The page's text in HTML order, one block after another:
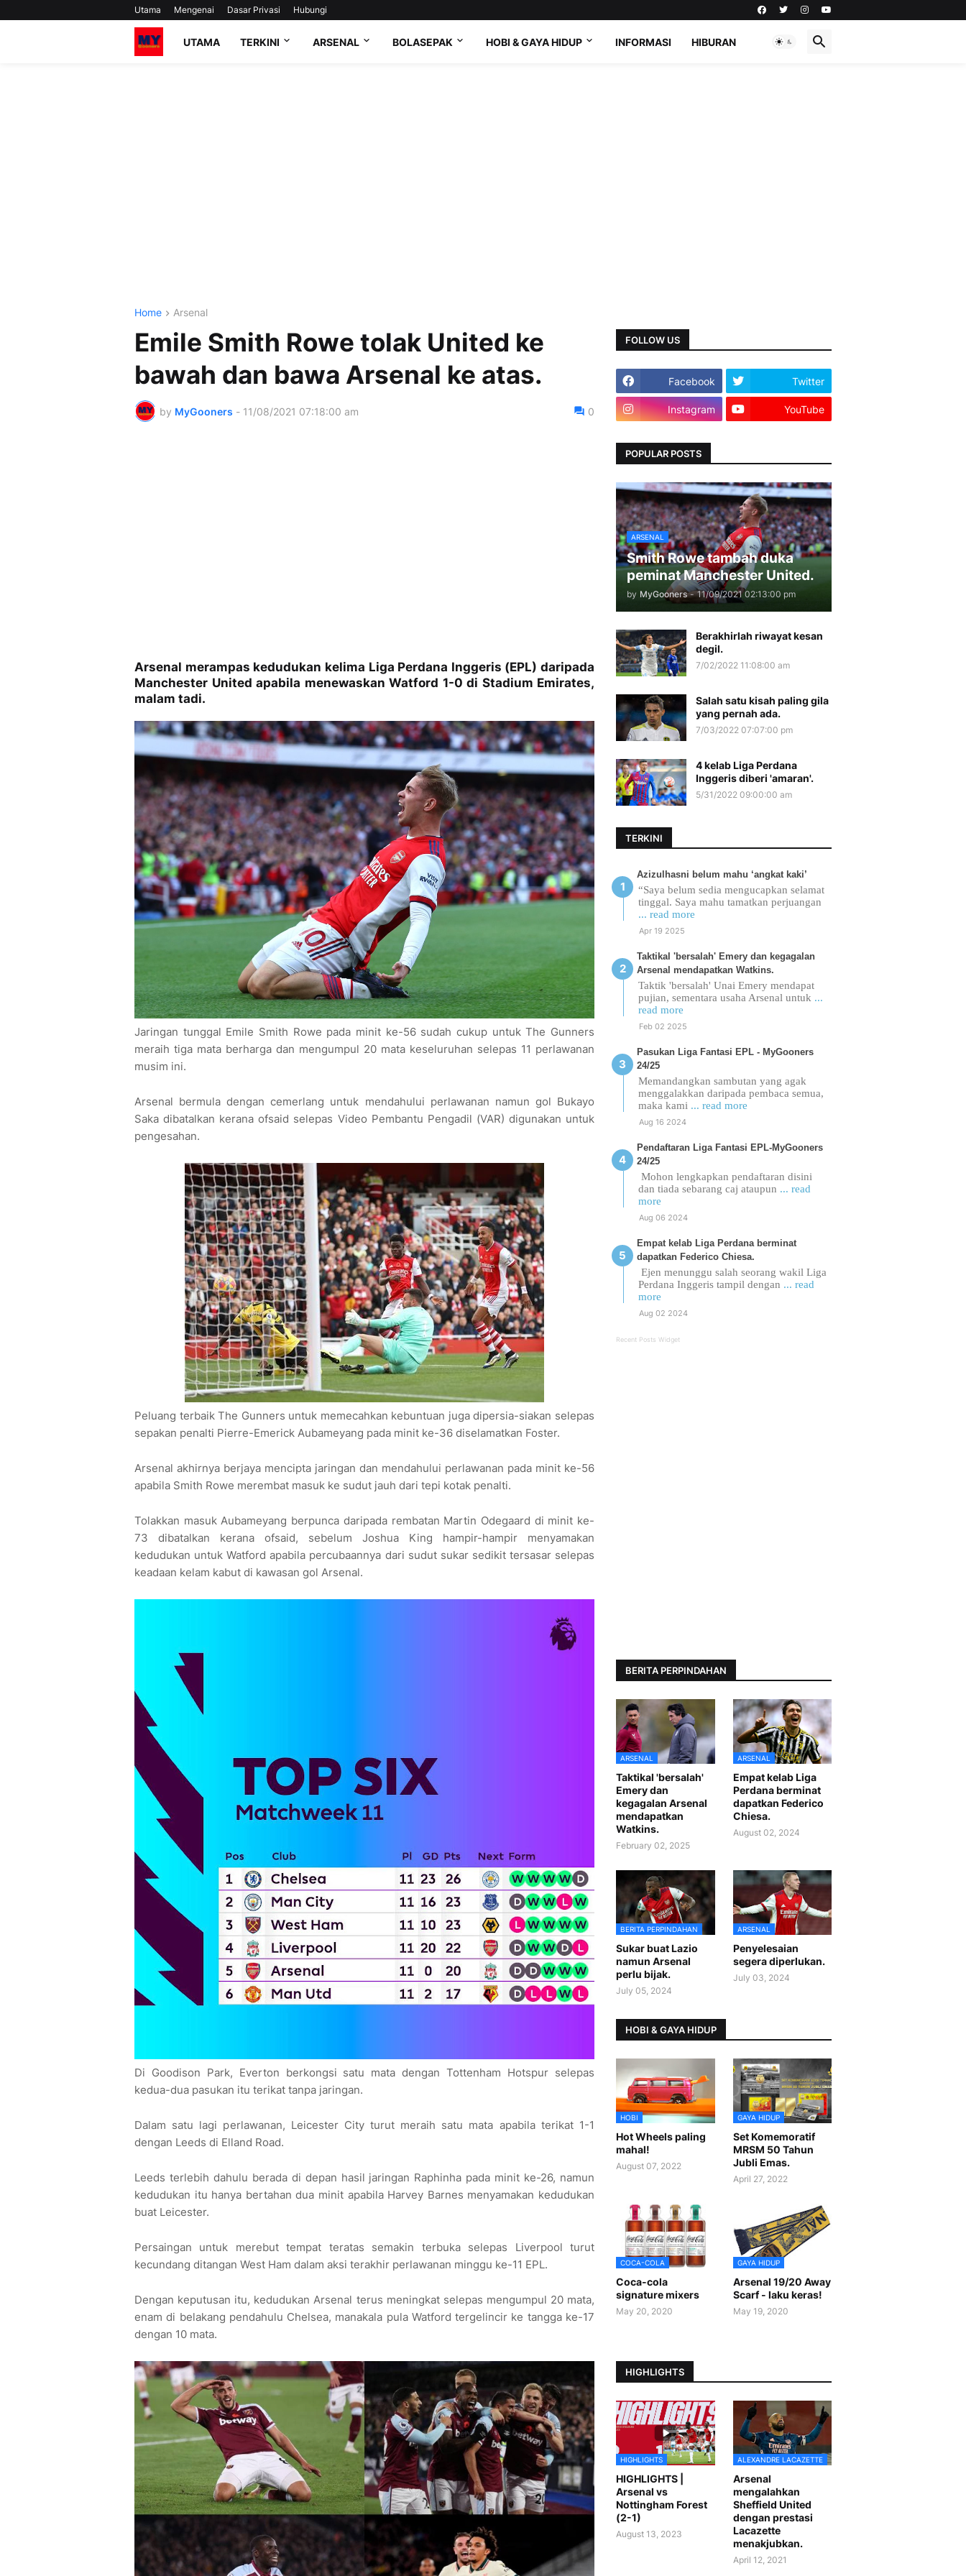
Utama Mengenai Dasar Privasi Hubungi
UTAMA TERKINI ARSENAL BOLASEPAK HOBI & GAYA HIDUP INFORMASI HIBURAN
Home Arsenal
Emile Smith Rowe tolak United ke
bawah dan bawa Arsenal ke atas.
by MyGooners - 11/08/2021 07:18:00 am 0
Arsenal merampas kedudukan kelima Liga Perdana Inggeris (EPL) daripada
Manchester United apabila menewaskan Watford 1-0 di Stadium Emirates,
malam tadi.
Jaringan tunggal Emile Smith Rowe pada minit ke-56 sudah cukup untuk The Gunners
meraih tiga mata berharga dan mengumpul 20 mata keseluruhan selepas 11 perlawanan
musim ini.
Arsenal bermula dengan cemerlang untuk mendahului perlawanan namun gol Bukayo
Saka dibatalkan kerana ofsaid selepas Video Pembantu Pengadil (VAR) digunakan untuk
pengesahan.
Peluang terbaik The Gunners untuk memecahkan kebuntuan juga dipersia-siakan selepas
sepakan penalti Pierre-Emerick Aubameyang pada minit ke-36 diselamatkan Foster.
Arsenal akhirnya berjaya mencipta jaringan dan mendahului perlawanan pada minit ke-56
apabila Smith Rowe merembat masuk ke sudut jauh dari tepi kotak penalti.
Tolakkan masuk Aubameyang berpunca daripada rembatan Martin Odegaard di minit ke-
73 dibatalkan kerana ofsaid, sebelum Joshua King hampir-hampir menyamakan
kedudukan untuk Watford apabila percubaannya dari sudut sukar sedikit tersasar selepas
keadaan kelam kabut di kawasan gol Arsenal.
Di Goodison Park, Everton berkongsi satu mata dengan Tottenham Hotspur selepas
kedua-dua pasukan itu terikat tanpa jaringan.
Dalam satu lagi perlawanan, Leicester City turut meraih satu mata apabila terikat 1-1
dengan Leeds di Elland Road.
Leeds terlebih dahulu berada di depan hasil jaringan Raphinha pada minit ke-26, namun
kedudukan itu hanya bertahan dua minit apabila Harvey Barnes menyamakan kedudukan
buat Leicester.
Persaingan untuk merebut tempat teratas semakin terbuka selepas Liverpool turut
kecundang ditangan West Ham dalam aksi terakhir perlawanan minggu ke-11 EPL.
Dengan keputusan itu, kedudukan Arsenal terus meningkat selepas mengumpul 20 mata,
enam di belakang pendahulu Chelsea, manakala pula Watford tergelincir ke tangga ke-17
dengan 10 mata.
FOLLOW US
Facebook Twitter
Instagram YouTube
POPULAR POSTS
ARSENAL
Smith Rowe tambah duka
peminat Manchester United.
by MyGooners - 11/09/2021 02:13:00 pm
Berakhirlah riwayat kesan
degil.
7/02/2022 11:08:00 am
Salah satu kisah paling gila
yang pernah ada.
7/03/2022 07:07:00 pm
4 kelab Liga Perdana
Inggeris diberi 'amaran'.
5/31/2022 09:00:00 am
TERKINI
Azizulhasni belum mahu ‘angkat kaki’
“Saya belum sedia mengucapkan selamat
tinggal. Saya mahu tamatkan perjuangan
... read more
Apr 19 2025
Taktikal 'bersalah' Emery dan kegagalan
Arsenal mendapatkan Watkins.
Taktik 'bersalah' Unai Emery mendapat
pujian, sementara usaha Arsenal untuk ...
read more
Feb 02 2025
Pasukan Liga Fantasi EPL - MyGooners
24/25
Memandangkan sambutan yang agak
menggalakkan daripada pembaca semua,
maka kami ... read more
Aug 16 2024
Pendaftaran Liga Fantasi EPL-MyGooners
24/25
Mohon lengkapkan pendaftaran disini
dan tiada sebarang caj ataupun ... read
more
Aug 06 2024
Empat kelab Liga Perdana berminat
dapatkan Federico Chiesa.
Ejen menunggu salah seorang wakil Liga
Perdana Inggeris tampil dengan ... read
more
Aug 02 2024
Recent Posts Widget
BERITA PERPINDAHAN
ARSENAL
Taktikal 'bersalah'
Emery dan
kegagalan Arsenal
mendapatkan
Watkins.
February 02, 2025
ARSENAL
Empat kelab Liga
Perdana berminat
dapatkan Federico
Chiesa.
August 02, 2024
BERITA PERPINDAHAN
Sukar buat Lazio
namun Arsenal
perlu bijak.
July 05, 2024
ARSENAL
Penyelesaian
segera diperlukan.
July 03, 2024
HOBI & GAYA HIDUP
HOBI
Hot Wheels paling
mahal!
August 07, 2022
GAYA HIDUP
Set Komemoratif
MRSM 50 Tahun
Jubli Emas.
April 27, 2022
COCA-COLA
Coca-cola
signature mixers
May 20, 2020
GAYA HIDUP
Arsenal 19/20 Away
Scarf - laku keras!
May 19, 2020
HIGHLIGHTS
HIGHLIGHTS
HIGHLIGHTS |
Arsenal vs
Nottingham Forest
(2-1)
August 13, 2023
ALEXANDRE LACAZETTE
Arsenal
mengalahkan
Sheffield United
dengan prestasi
Lacazette
menakjubkan.
April 12, 2021